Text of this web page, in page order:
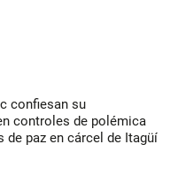
confiesan su
controles de polémica
de paz en cárcel de Itagüí